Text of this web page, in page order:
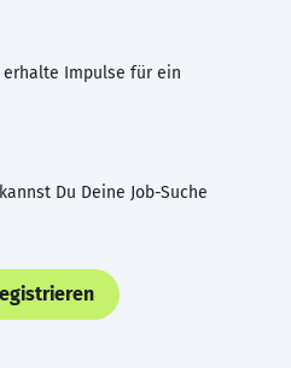
Impulse für ein
Du Deine Job-Suche